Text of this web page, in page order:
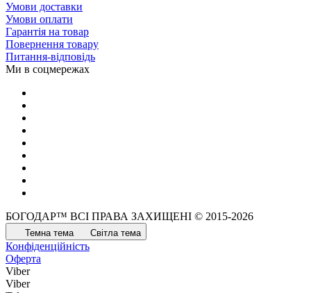
Умови доставки
Умови оплати
Гарантія на товар
Повернення товару
Питання-відповідь
Ми в соцмережах
БОГОДАР™ ВСІ ПРАВА ЗАХИЩЕНІ © 2015-2026
Темна тема Світла тема
Конфіденційність
Оферта
Viber
Viber